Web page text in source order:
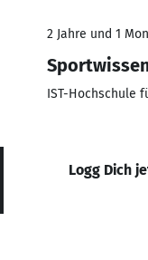
2 Jahre und 1
IST-Hochschule
Logg Dich